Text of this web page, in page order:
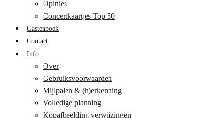
Opinies
Concertkaartjes Top 50
Gastenboek
Contact
Info
Over
Gebruiksvoorwaarden
Mijlpalen & (h)erkenning
Volledige planning
Kopafbeelding verwijzingen